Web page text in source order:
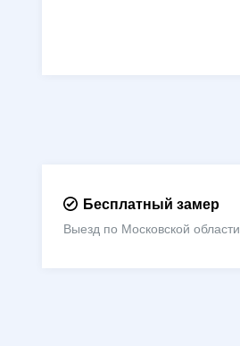
Бесплатный замер
Выезд по Московской области